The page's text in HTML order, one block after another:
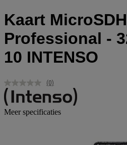
Kaart
Professional -
10 INTENSO
Geen
scorewaarde.
Dezelfde
paginalink.
(0)
Meer specificaties